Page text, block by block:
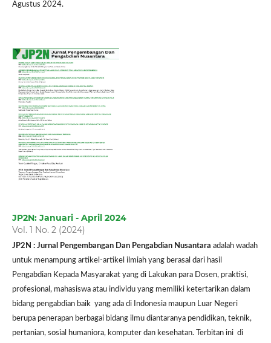
Agustus 2024.
JP2N: Januari - April 2024
Vol. 1 No. 2 (2024)
JP2N : Jurnal Pengembangan Dan Pengabdian Nusantara adalah wadah
untuk menampung artikel-artikel ilmiah yang berasal dari hasil
Pengabdian Kepada Masyarakat yang di Lakukan para Dosen, praktisi,
profesional, mahasiswa atau individu yang memiliki ketertarikan dalam
bidang pengabdian baik yang ada di Indonesia maupun Luar Negeri
berupa penerapan berbagai bidang ilmu diantaranya pendidikan, teknik,
pertanian, sosial humaniora, komputer dan kesehatan. Terbitan ini di